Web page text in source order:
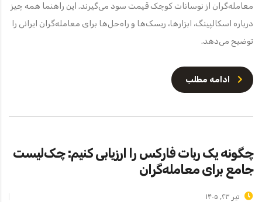
معامله‌گران از نوسانات کوچک قیمت سود می‌گیرند. این راهنما همه چیز
درباره اسکالپینگ، ابزارها، ریسک‌ها و راه‌حل‌ها برای معامله‌گران ایرانی را
توضیح می‌دهد.
ادامه مطلب
چگونه یک ربات فارکس را ارزیابی کنیم: چک‌لیست
جامع برای معامله‌گران
تیر ۲۳, ۱۴۰۵